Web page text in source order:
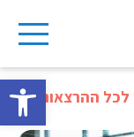
לכל ההרצאות